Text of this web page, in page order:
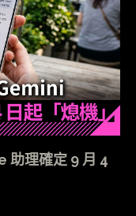
助理確定 9 月 4